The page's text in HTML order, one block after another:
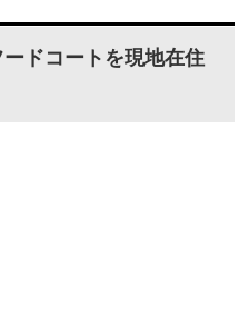
ドコートを現地在住